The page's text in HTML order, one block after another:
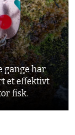
gange har
et effektivt
fisk.